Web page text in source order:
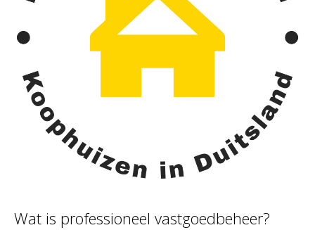
Wat is professioneel vastgoedbeheer?